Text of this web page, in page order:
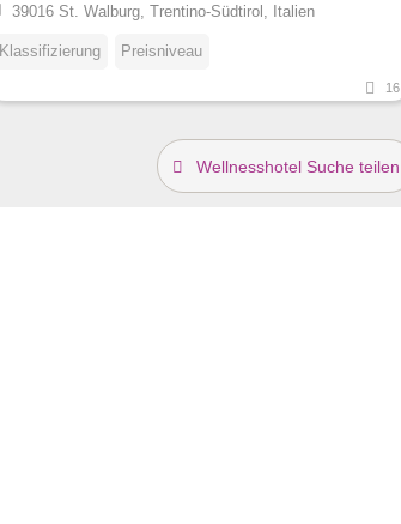
39016 St. Walburg, Trentino-Südtirol, Italien
Klassifizierung Preisniveau
16
Wellnesshotel Suche teilen